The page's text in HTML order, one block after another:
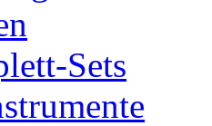
Sets